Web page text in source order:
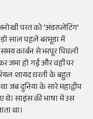
परत को 'अंडरप्लेटिंग'
साल पहले बरमूडा में
कार्बन से भरपूर पिघली
जमा हो गई और वहीं पर
शायद धरती के बहुत
दुनिया के सारे महाद्वीप
साइंस की भाषा में उस
था।